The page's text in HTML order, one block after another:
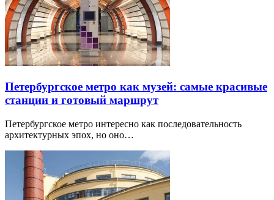
Петербургское метро как музей: самые красивые
станции и готовый маршрут
Петербургское метро интересно как последовательность
архитектурных эпох, но оно…